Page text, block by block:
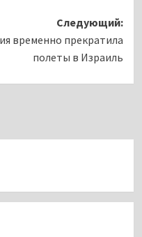
Следующий:
временно прекратила
полеты в Израиль